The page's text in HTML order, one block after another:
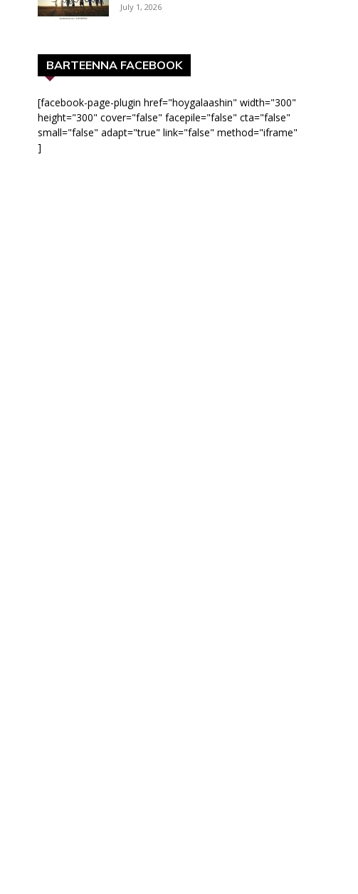
July 1, 2026
BARTEENNA FACEBOOK
[facebook-page-plugin href="hoygalaashin" width="300"
height="300" cover="false" facepile="false" cta="false"
small="false" adapt="true" link="false" method="iframe"
]